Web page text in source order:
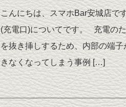
こんにちは、スマホBar安城店で
(充電口)についてです。 充電の
を抜き挿しするため、内部の端
きなくなってしまう事例 […]